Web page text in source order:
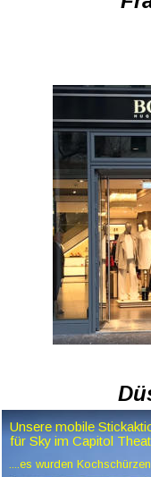
Unsere mobile
für Sky im Capitol
....es wurden